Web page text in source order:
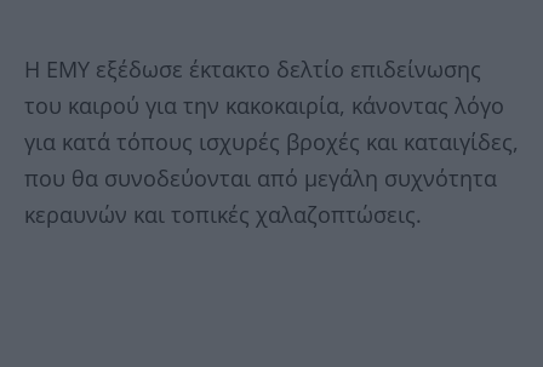
Η ΕΜΥ εξέδωσε έκτακτο δελτίο επιδείνωσης
του καιρού για την κακοκαιρία, κάνοντας λόγο
για κατά τόπους ισχυρές βροχές και καταιγίδες,
που θα συνοδεύονται από μεγάλη συχνότητα
κεραυνών και τοπικές χαλαζοπτώσεις.